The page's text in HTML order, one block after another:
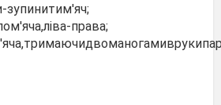
зупинитим'яч;
права;